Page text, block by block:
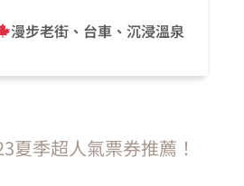
漫步老街、台車、沉浸溫泉
夏季超人氣票券推薦！